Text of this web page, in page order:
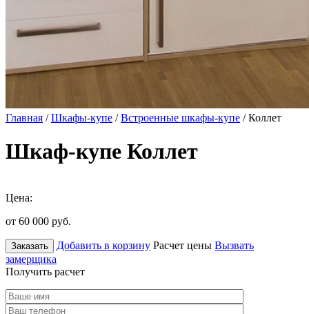
Главная /Шкафы-купе /Встроенные шкафы-купе / Коллет
Шкаф-купе Коллет
Цена:
от 60 000 руб.
Заказать Добавить в корзину Расчет цены Вызвать
замерщика
Получить расчет